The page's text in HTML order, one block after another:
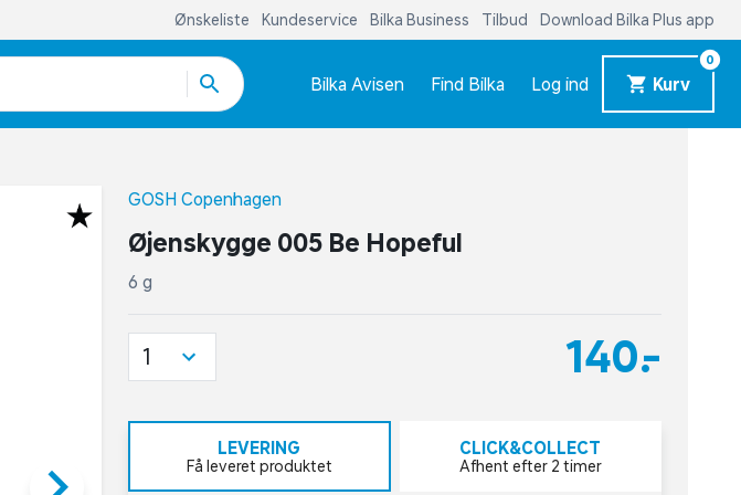
Ønskeliste Kundeservice Bilka Business Tilbud Download Bilka Plus app
Bilka Avisen Find Bilka Log ind Kurv
0
GOSH Copenhagen
Øjenskygge 005 Be Hopeful
6 g
140,-
1
LEVERING
Få leveret produktet
CLICK&COLLECT
Afhent efter 2 timer